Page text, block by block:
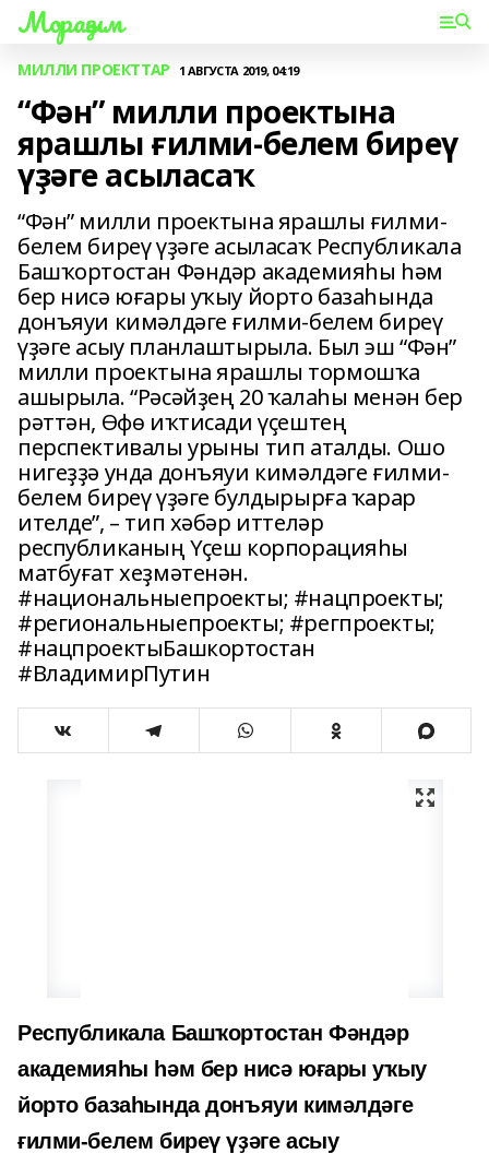
Мораҙым
МИЛЛИ ПРОЕКТТАР 1 АВГУСТА 2019, 04:19
“Фән” милли проектына
ярашлы ғилми-белем биреү
үҙәге асыласаҡ
“Фән” милли проектына ярашлы ғилми-
белем биреү үҙәге асыласаҡ Республикала
Башҡортостан Фәндәр академияһы һәм
бер нисә юғары уҡыу йорто базаһында
донъяуи кимәлдәге ғилми-белем биреү
үҙәге асыу планлаштырыла. Был эш “Фән”
милли проектына ярашлы тормошҡа
ашырыла. “Рәсәйҙең 20 ҡалаһы менән бер
рәттән, Өфө иҡтисади үҫештең
перспективалы урыны тип аталды. Ошо
нигеҙҙә унда донъяуи кимәлдәге ғилми-
белем биреү үҙәге булдырырға ҡарар
ителде”, – тип хәбәр иттеләр
республиканың Үҫеш корпорацияһы
матбуғат хеҙмәтенән.
#национальныепроекты; #нацпроекты;
#региональныепроекты; #регпроекты;
#нацпроектыБашкортостан
#ВладимирПутин
Республикала Башҡортостан Фәндәр
академияһы һәм бер нисә юғары уҡыу
йорто базаһында донъяуи кимәлдәге
ғилми-белем биреү үҙәге асыу